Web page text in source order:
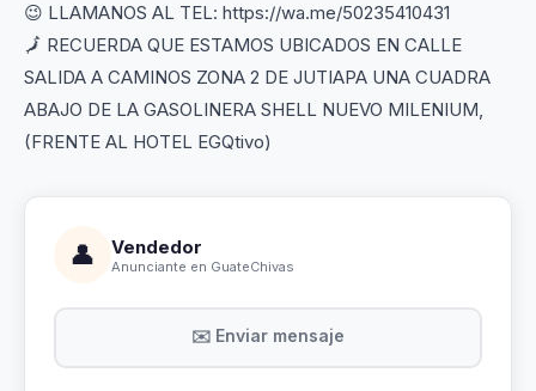
😉 LLAMANOS AL TEL: https://wa.me/50235410431
🗾 RECUERDA QUE ESTAMOS UBICADOS EN CALLE
SALIDA A CAMINOS ZONA 2 DE JUTIAPA UNA CUADRA
ABAJO DE LA GASOLINERA SHELL NUEVO MILENIUM,
(FRENTE AL HOTEL EGQtivo)
👤 Vendedor
Anunciante en GuateChivas
✉️ Enviar mensaje